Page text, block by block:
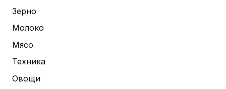
Зерно
Молоко
Мясо
Техника
Овощи